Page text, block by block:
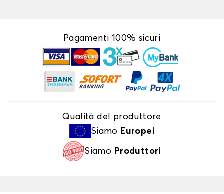
Pagamenti 100% sicuri
Qualità del produttore
Siamo Europei
Siamo Produttori